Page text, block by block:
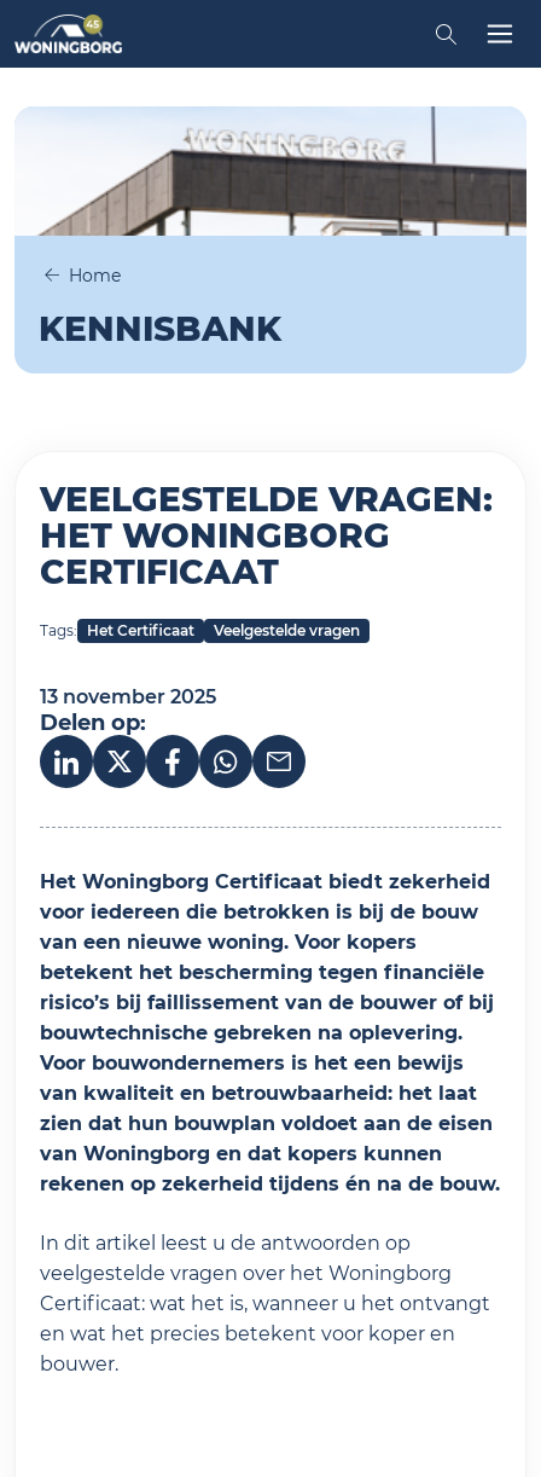
Zoeken
Home
KENNISBANK
VEELGESTELDE VRAGEN:
HET WONINGBORG
CERTIFICAAT
Tags: Het Certificaat Veelgestelde vragen
13 november 2025
Delen op:
Deel op LinkedIn
Het Woningborg Certificaat biedt zekerheid
voor iedereen die betrokken is bij de bouw
van een nieuwe woning. Voor kopers
betekent het bescherming tegen financiële
risico’s bij faillissement van de bouwer of bij
bouwtechnische gebreken na oplevering.
Voor bouwondernemers is het een bewijs
van kwaliteit en betrouwbaarheid: het laat
zien dat hun bouwplan voldoet aan de eisen
van Woningborg en dat kopers kunnen
rekenen op zekerheid tijdens én na de bouw.
In dit artikel leest u de antwoorden op
veelgestelde vragen over het Woningborg
Certificaat: wat het is, wanneer u het ontvangt
en wat het precies betekent voor koper en
bouwer.